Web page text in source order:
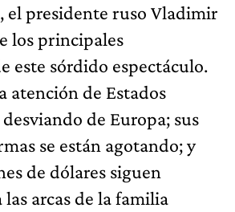
el presidente ruso Vladimir
los principales
este sórdido espectáculo.
atención de Estados
de Europa; sus
se están agotando; y
de dólares siguen
arcas de la familia